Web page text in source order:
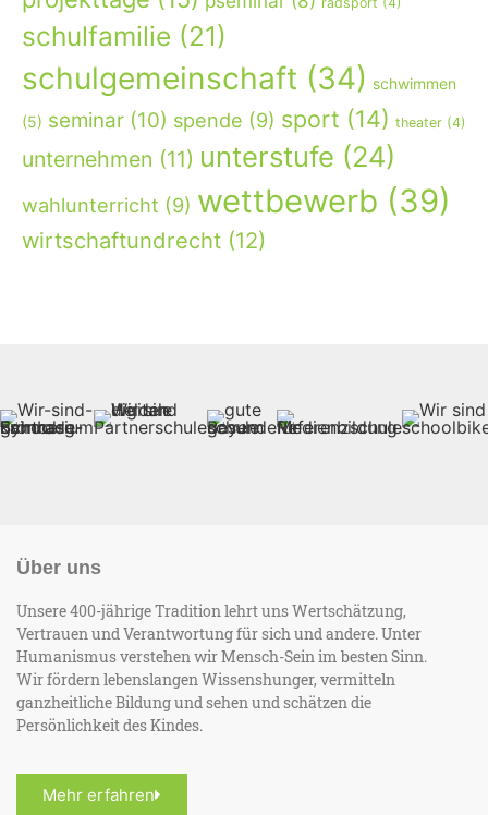
schulfamilie (21)
schulgemeinschaft (34) schwimmen
(5) seminar (10) spende (9) sport (14) theater (4)
unternehmen (11) unterstufe (24)
wahlunterricht (9) wettbewerb (39)
wirtschaftundrecht (12)
Über uns
Unsere 400-jährige Tradition lehrt uns Wertschätzung,
Vertrauen und Verantwortung für sich und andere. Unter
Humanismus verstehen wir Mensch-Sein im besten Sinn.
Wir fördern lebenslangen Wissenshunger, vermitteln
ganzheitliche Bildung und sehen und schätzen die
Persönlichkeit des Kindes.
Mehr erfahren